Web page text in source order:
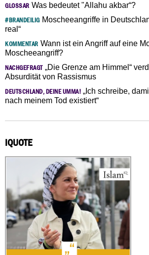
GLOSSAR Was bedeutet "Allahu akbar“?
#BRANDEILIGMoscheeangriffe in
real“
KOMMENTAR Wann ist ein Angriff auf eine
Moscheeangriff?
NACHGEFRAGT„Die Grenze am Himmel“
Absurdität von Rassismus
DEUTSCHLAND, DEINE UMMA! „Ich schreibe,
nach meinem Tod existiert“
IQUOTE